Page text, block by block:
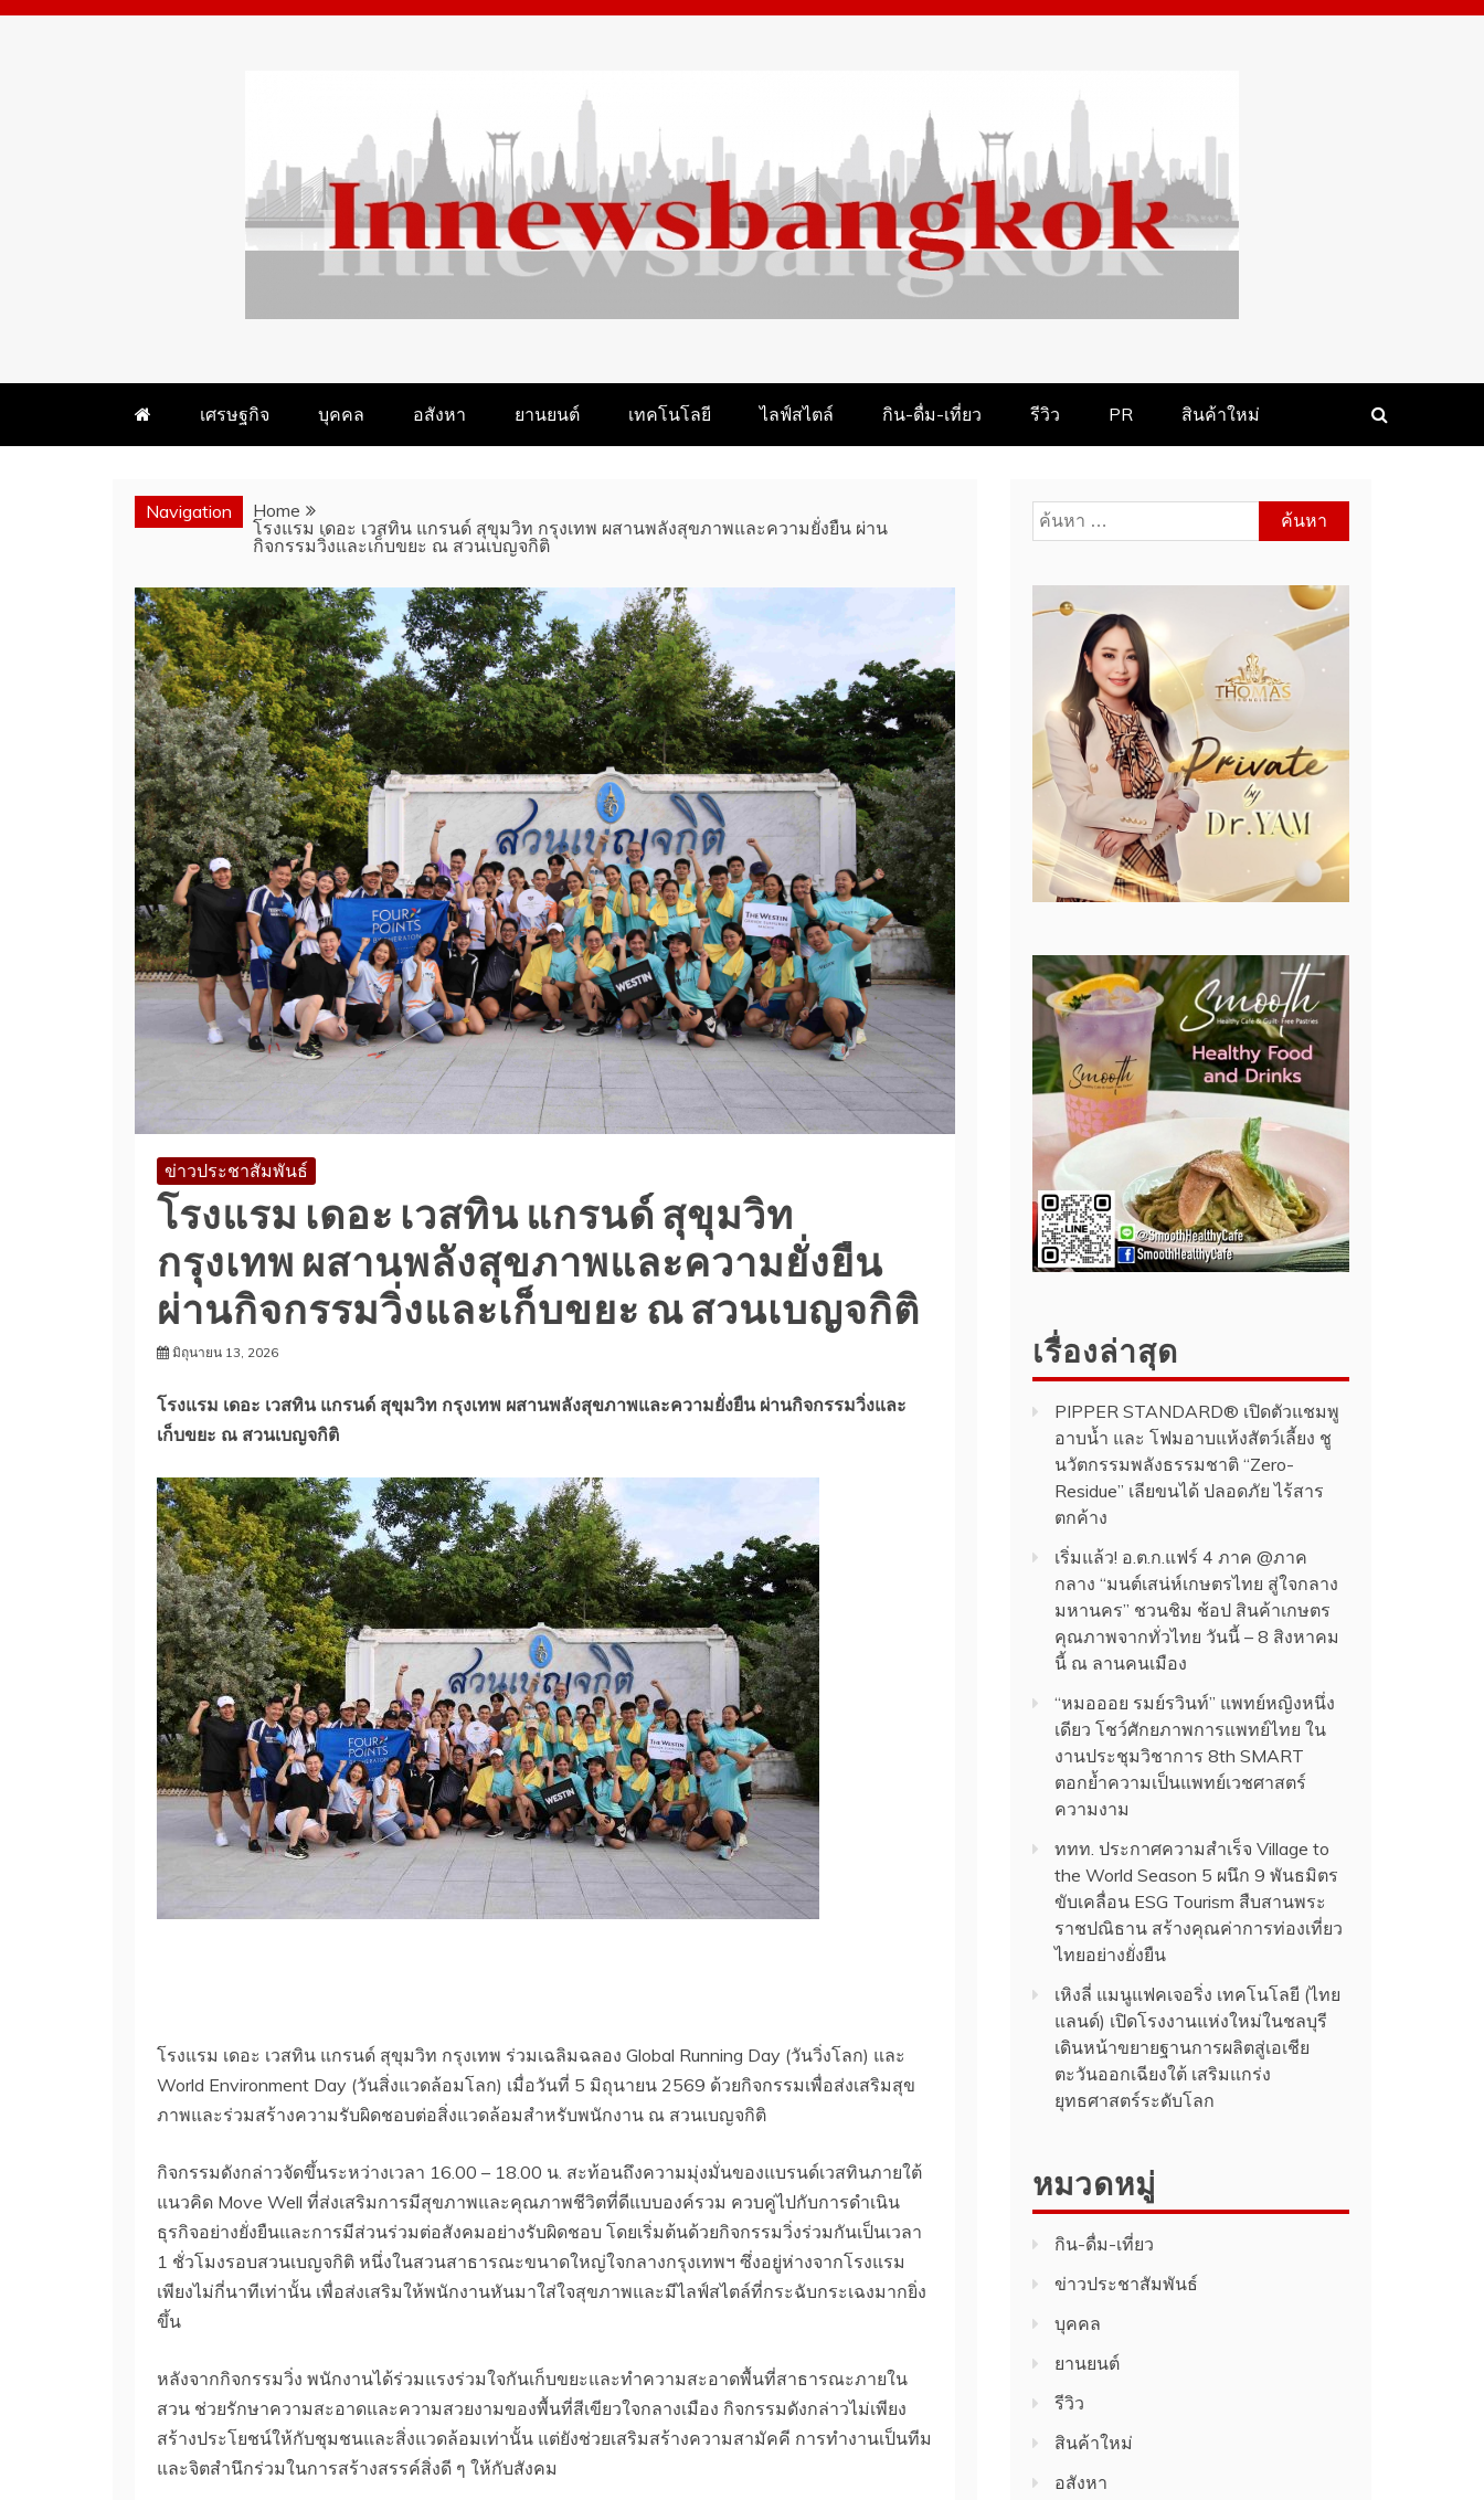
Skip
เศรษฐกิจ บุคคล อสังหา ยานยนต์ เทคโนโลยี ไลฟ์สไตล์ กิน-ดื่ม-เที่ยว รีวิว PR สินค้า​ใหม่​
Navigation
Home
โรงแรม เดอะ เวสทิน แกรนด์ สุขุมวิท กรุงเทพ ผสานพลังสุขภาพและความยั่งยืน ผ่าน
กิจกรรมวิ่งและเก็บขยะ ณ สวนเบญจกิติ
ข่าวประชาสัมพันธ์
โรงแรม เดอะ เวสทิน แกรนด์ สุขุมวิท
กรุงเทพ ผสานพลังสุขภาพและความยั่งยืน
ผ่านกิจกรรมวิ่งและเก็บขยะ ณ สวนเบญจกิติ
มิถุนายน 13, 2026
โรงแรม เดอะ เวสทิน แกรนด์ สุขุมวิท กรุงเทพ ผสานพลังสุขภาพและความยั่งยืน ผ่านกิจกรรมวิ่งและ
เก็บขยะ ณ สวนเบญจกิติ
โรงแรม เดอะ เวสทิน แกรนด์ สุขุมวิท กรุงเทพ ร่วมเฉลิมฉลอง Global Running Day (วันวิ่งโลก) และ
World Environment Day (วันสิ่งแวดล้อมโลก) เมื่อวันที่ 5 มิถุนายน 2569 ด้วยกิจกรรมเพื่อส่งเสริมสุข
ภาพและร่วมสร้างความรับผิดชอบต่อสิ่งแวดล้อมสำหรับพนักงาน ณ สวนเบญจกิติ
กิจกรรมดังกล่าวจัดขึ้นระหว่างเวลา 16.00 – 18.00 น. สะท้อนถึงความมุ่งมั่นของแบรนด์เวสทินภายใต้
แนวคิด Move Well ที่ส่งเสริมการมีสุขภาพและคุณภาพชีวิตที่ดีแบบองค์รวม ควบคู่ไปกับการดำเนิน
ธุรกิจอย่างยั่งยืนและการมีส่วนร่วมต่อสังคมอย่างรับผิดชอบ โดยเริ่มต้นด้วยกิจกรรมวิ่งร่วมกันเป็นเวลา
1 ชั่วโมงรอบสวนเบญจกิติ หนึ่งในสวนสาธารณะขนาดใหญ่ใจกลางกรุงเทพฯ ซึ่งอยู่ห่างจากโรงแรม
เพียงไม่กี่นาทีเท่านั้น เพื่อส่งเสริมให้พนักงานหันมาใส่ใจสุขภาพและมีไลฟ์สไตล์ที่กระฉับกระเฉงมากยิ่ง
ขึ้น
หลังจากกิจกรรมวิ่ง พนักงานได้ร่วมแรงร่วมใจกันเก็บขยะและทำความสะอาดพื้นที่สาธารณะภายใน
สวน ช่วยรักษาความสะอาดและความสวยงามของพื้นที่สีเขียวใจกลางเมือง กิจกรรมดังกล่าวไม่เพียง
สร้างประโยชน์ให้กับชุมชนและสิ่งแวดล้อมเท่านั้น แต่ยังช่วยเสริมสร้างความสามัคคี การทำงานเป็นทีม
และจิตสำนึกร่วมในการสร้างสรรค์สิ่งดี ๆ ให้กับสังคม
ค้นหา
สำหรับ:
เรื่องล่าสุด
PIPPER STANDARD® เปิดตัวแชมพู
อาบน้ำ และ โฟมอาบแห้งสัตว์เลี้ยง ชู
นวัตกรรมพลังธรรมชาติ “Zero-
Residue” เลียขนได้ ปลอดภัย ไร้สาร
ตกค้าง
เริ่มแล้ว! อ.ต.ก.แฟร์ 4 ภาค @ภาค
กลาง “มนต์เสน่ห์เกษตรไทย สู่ใจกลาง
มหานคร” ชวนชิม ช้อป สินค้าเกษตร
คุณภาพจากทั่วไทย วันนี้ – 8 สิงหาคม
นี้ ณ ลานคนเมือง
“หมอออย รมย์รวินท์” แพทย์หญิงหนึ่ง
เดียว โชว์ศักยภาพการแพทย์ไทย ใน
งานประชุมวิชาการ 8th SMART
ตอกย้ำความเป็นแพทย์เวชศาสตร์
ความงาม
ททท. ประกาศความสำเร็จ Village to
the World Season 5 ผนึก 9 พันธมิตร
ขับเคลื่อน ESG Tourism สืบสานพระ
ราชปณิธาน สร้างคุณค่าการท่องเที่ยว
ไทยอย่างยั่งยืน
เหิงลี่ แมนูแฟคเจอริ่ง เทคโนโลยี (ไทย
แลนด์) เปิดโรงงานแห่งใหม่ในชลบุรี
เดินหน้าขยายฐานการผลิตสู่เอเชีย
ตะวันออกเฉียงใต้ เสริมแกร่ง
ยุทธศาสตร์ระดับโลก
หมวดหมู่
กิน-ดื่ม-เที่ยว
ข่าวประชาสัมพันธ์
บุคคล
ยานยนต์
รีวิว
สินค้า​ใหม่​
อสังหา